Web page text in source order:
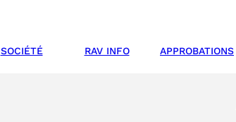
SOCIÉTÉ RAV INFO APPROBATIONS